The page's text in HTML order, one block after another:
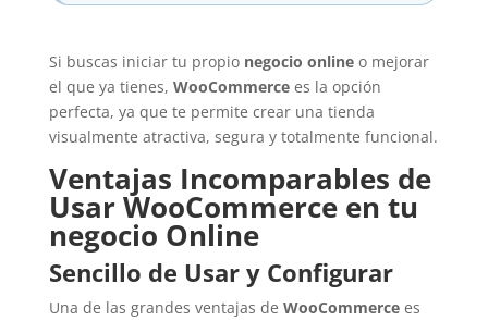
Si buscas iniciar tu propio negocio onlineo mejorar
el que ya tienes, WooCommercees la opción
perfecta, ya que te permite crear una tienda
visualmente atractiva, segura y totalmente funcional.
Ventajas Incomparables de
Usar WooCommerce en tu
negocio Online
Sencillo de Usar y Configurar
Una de las grandes ventajas de WooCommercees